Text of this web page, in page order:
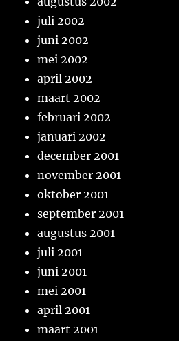
juli 2002
juni 2002
mei 2002
april 2002
maart 2002
februari 2002
januari 2002
december 2001
november 2001
oktober 2001
september 2001
augustus 2001
juli 2001
juni 2001
mei 2001
april 2001
maart 2001